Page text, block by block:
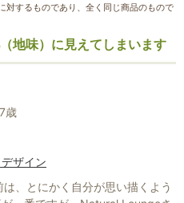
対するものであり、全く同じ商品のもので
地味）に見えてしまいます
歳
ザイン
、とにかく自分が思い描くよう